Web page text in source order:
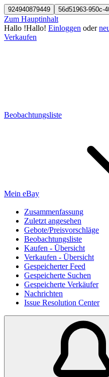
924940879449 56d51963-950c-
Zum Hauptinhalt
Hallo !Hallo! Einloggen oder
Verkaufen
Beobachtungsliste
Mein eBay
Zusammenfassung
Zuletzt angesehen
Gebote/Preisvorschläge
Beobachtungsliste
Kaufen - Übersicht
Verkaufen - Übersicht
Gespeicherter Feed
Gespeicherte Suchen
Gespeicherte Verkäufer
Nachrichten
Issue Resolution Center